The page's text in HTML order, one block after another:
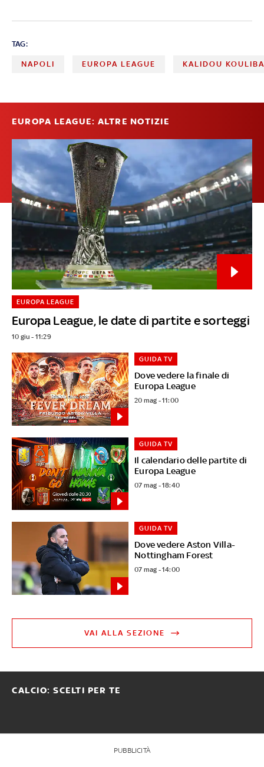
TAG:
NAPOLI EUROPA LEAGUE KALIDOU
EUROPA LEAGUE: ALTRE NOTIZIE
Europa League, le date di partite e sorteggi
EUROPA LEAGUE
10 giu - 11:29
Dove vedere la finale di
Europa League
GUIDA TV
20 mag - 11:00
Il calendario delle partite di
Europa League
GUIDA TV
07 mag - 18:40
Dove vedere Aston Villa-
Nottingham Forest
GUIDA TV
07 mag - 14:00
VAI ALLA SEZIONE
CALCIO: SCELTI PER TE
PUBBLICITÀ